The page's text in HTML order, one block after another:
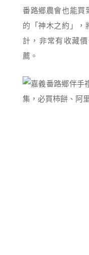
番路鄉農會也能買
的「神木之約」，
計，非常有收藏
薦。